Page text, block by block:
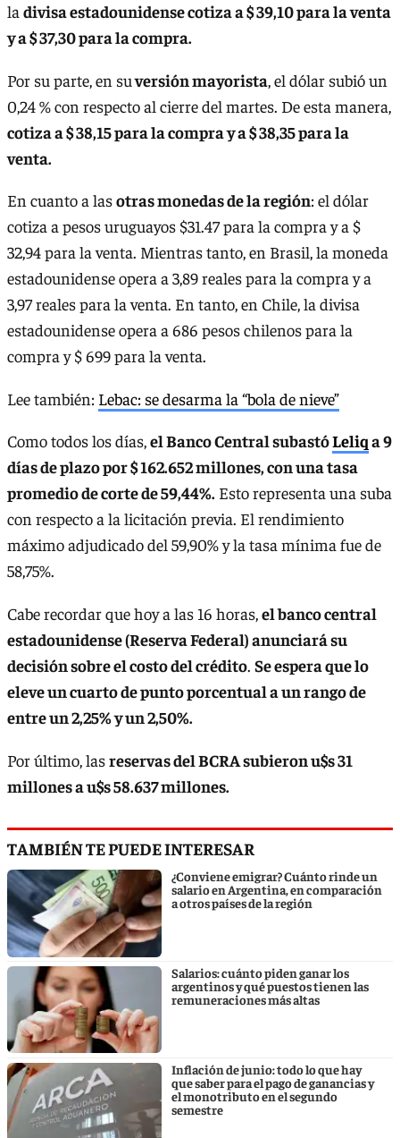
la divisa estadounidense cotiza a $ 39,10 para la venta
y a $ 37,30 para la compra.
Por su parte, en suversión mayorista, el dólar subió un
0,24 % con respecto al cierre del martes. De esta manera,
cotiza a $ 38,15 para la compra y a $ 38,35 para la
venta.
En cuanto a lasotras monedas de la región: el dólar
cotiza a pesos uruguayos $31.47 para la compra y a $
32,94 para la venta. Mientras tanto, en Brasil, la moneda
estadounidense opera a 3,89 reales para la compra y a
3,97 reales para la venta. En tanto, en Chile, la divisa
estadounidense opera a 686 pesos chilenos para la
compra y $ 699 para la venta.
Lee también: Lebac: se desarma la “bola de nieve”
Como todos los días,el Banco Central subastóLeliqa 9
días de plazo por $ 162.652 millones, con una tasa
promedio de corte de 59,44%. Esto representa una suba
con respecto a la licitación previa. El rendimiento
máximo adjudicado del 59,90% y la tasa mínima fue de
58,75%.
Cabe recordar que hoy a las 16 horas,el banco central
estadounidense (Reserva Federal) anunciará su
decisión sobre el costo del crédito. Se espera que lo
eleve un cuarto de punto porcentual a un rango de
entre un 2,25% y un 2,50%.
Por último, lasreservas del BCRA subieron u$s 31
millones a u$s 58.637 millones.
TAMBIÉN TE PUEDE INTERESAR
¿Conviene emigrar? Cuánto rinde un
salario en Argentina, en comparación
a otros países de la región
Salarios: cuánto piden ganar los
argentinos y qué puestos tienen las
remuneraciones más altas
Inflación de junio: todo lo que hay
que saber para el pago de ganancias y
el monotributo en el segundo
semestre